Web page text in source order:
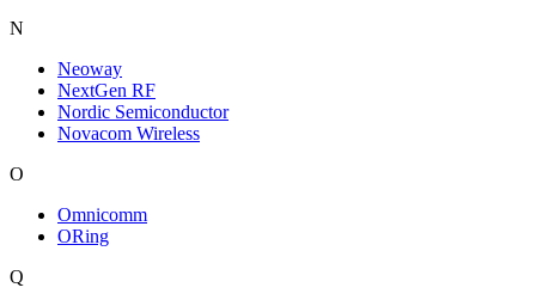
N
Neoway
NextGen RF
Nordic Semiconductor
Novacom Wireless
O
Omnicomm
ORing
Q